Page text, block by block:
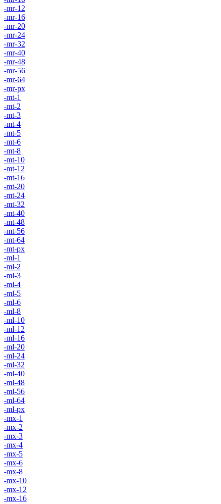
-mr-12
-mr-16
-mr-20
-mr-24
-mr-32
-mr-40
-mr-48
-mr-56
-mr-64
-mr-px
-mt-1
-mt-2
-mt-3
-mt-4
-mt-5
-mt-6
-mt-8
-mt-10
-mt-12
-mt-16
-mt-20
-mt-24
-mt-32
-mt-40
-mt-48
-mt-56
-mt-64
-mt-px
-ml-1
-ml-2
-ml-3
-ml-4
-ml-5
-ml-6
-ml-8
-ml-10
-ml-12
-ml-16
-ml-20
-ml-24
-ml-32
-ml-40
-ml-48
-ml-56
-ml-64
-ml-px
-mx-1
-mx-2
-mx-3
-mx-4
-mx-5
-mx-6
-mx-8
-mx-10
-mx-12
-mx-16